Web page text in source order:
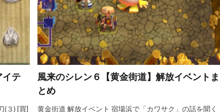
イテ
(３) [買]
風来のシレン６【黄金街道】解放イベントま
とめ
黄金街道 解放イベント 宿場浜で「カワサク」の話を聞く